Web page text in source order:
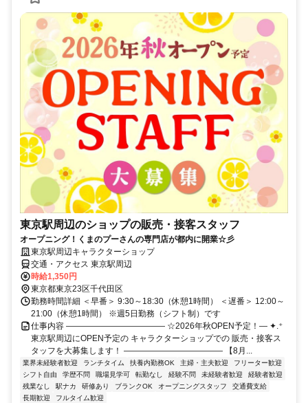
東京駅周辺のショップの販売・接客スタッフ
オープニング！くまのプーさんの専門店が都内に開業☆彡
東京駅周辺キャラクターショップ
交通・アクセス 東京駅周辺
時給1,350円
東京都東京23区千代田区
勤務時間詳細 ＜早番＞ 9:30～18:30（休憩1時間） ＜遅番＞ 12:00～
21:00（休憩1時間） ※週5日勤務（シフト制）です
仕事内容 ―――――――――――― ☆2026年秋OPEN予定！― ✦.⁺
東京駅周辺にOPEN予定の キャラクターショップでの 販売・接客ス
タッフを大募集します！ ―――――――――――― 【8月...
業界未経験者歓迎 ランチタイム 扶養内勤務OK 主婦・主夫歓迎
フリーター歓迎
シフト自由
学歴不問 職場見学可 転勤なし 経験不問 未経験者歓迎
経験者歓迎
残業なし
駅ナカ 研修あり ブランクOK オープニングスタッフ
交通費支給
長期歓迎
フルタイム歓迎